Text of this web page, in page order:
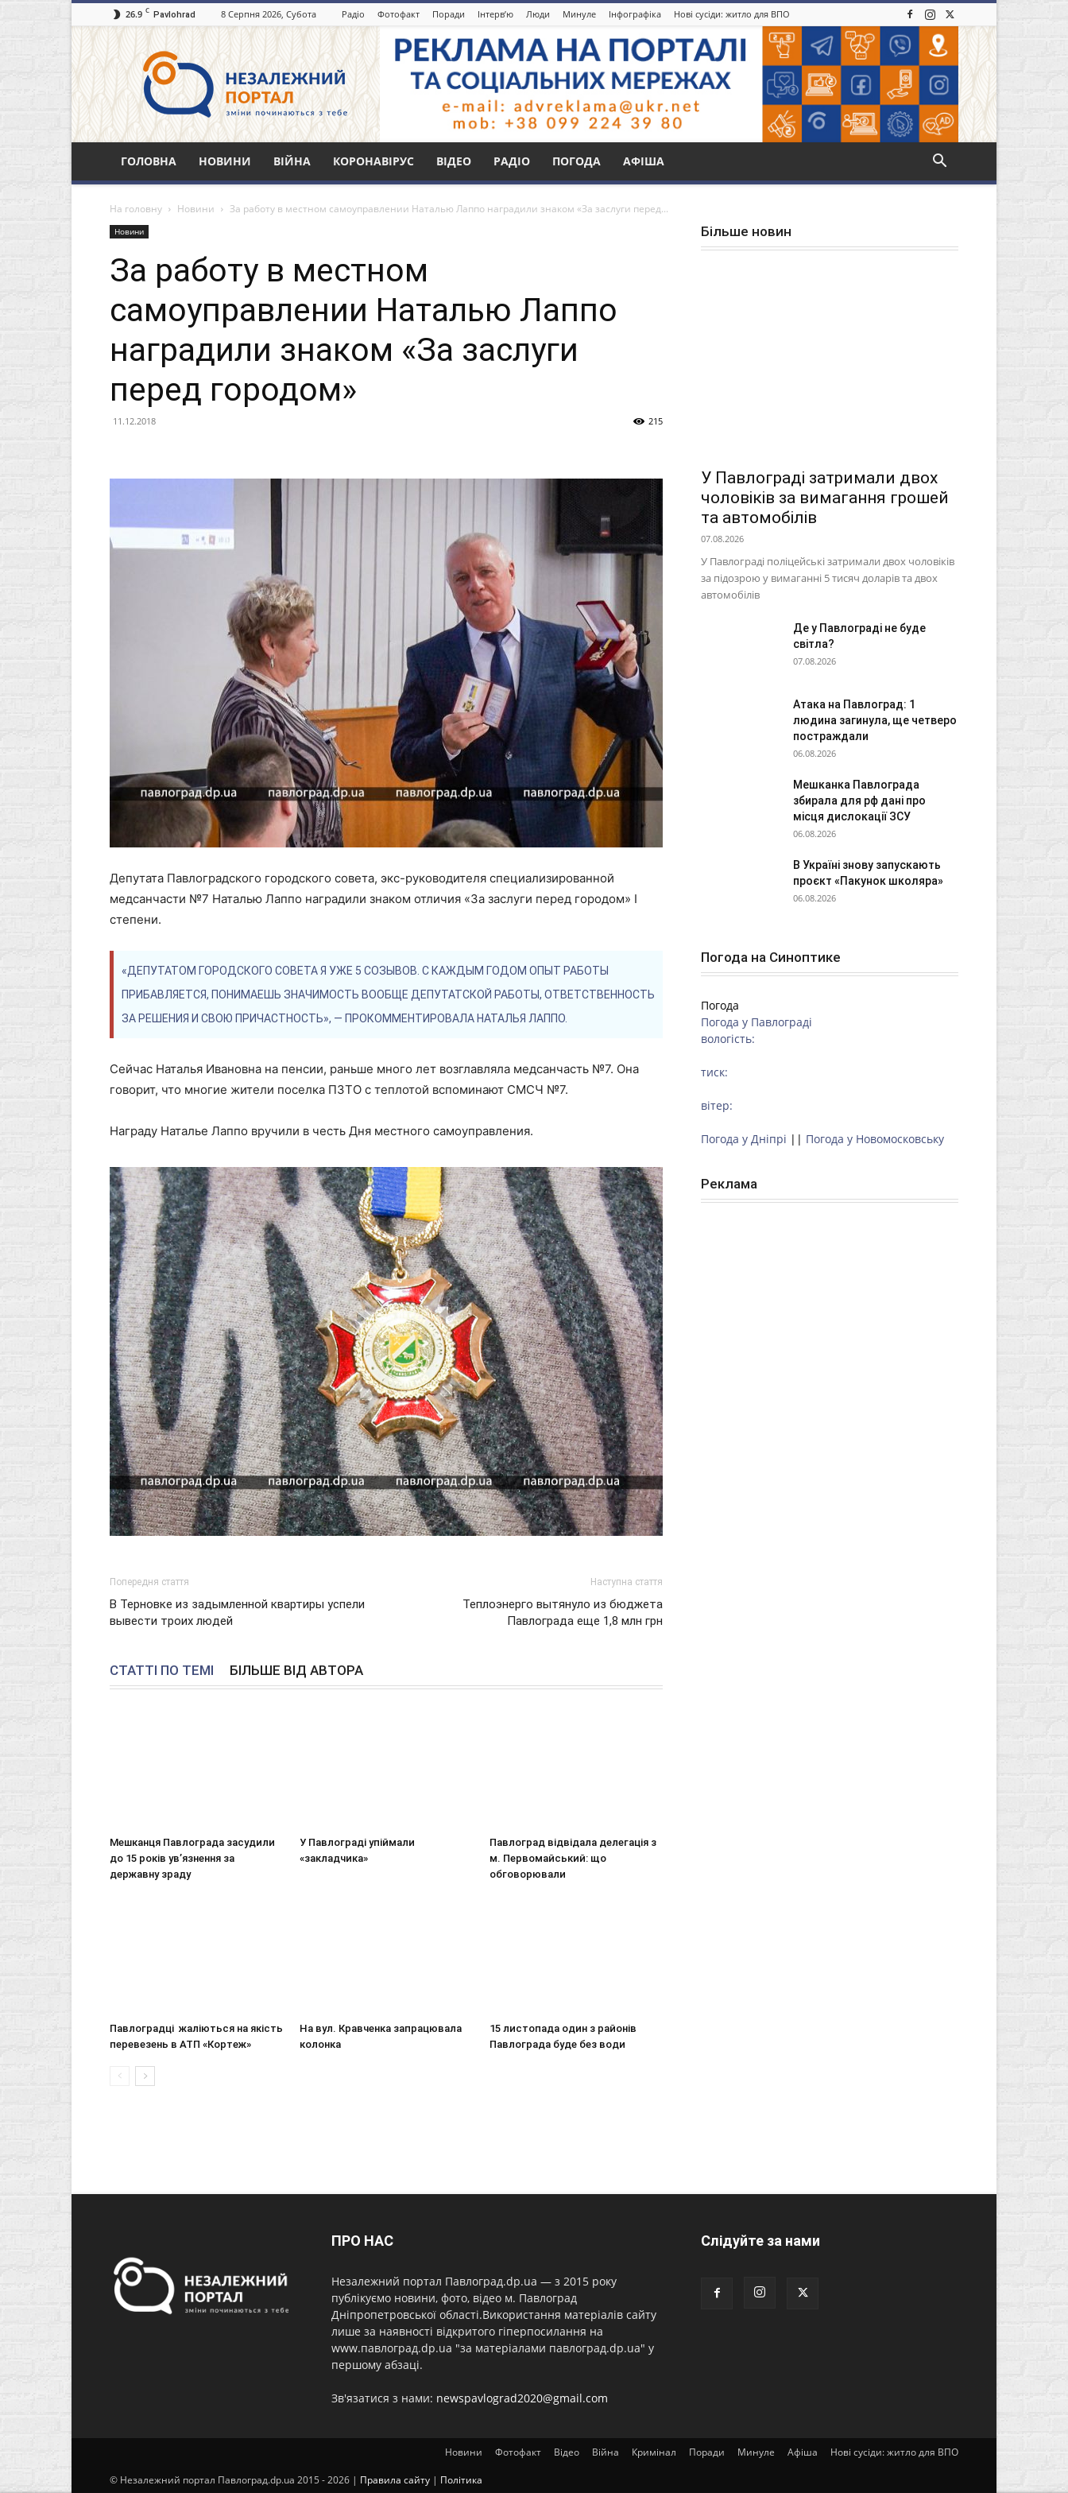
26.9 C Pavlohrad 8 Серпня 2026, Субота Радіо Фотофакт Поради Інтерв’ю Люди Минуле Інфографіка Нові сусіди: житло для ВПО
Незалежний
портал
Павлоград.dp.ua
ГОЛОВНА НОВИНИ ВІЙНА КОРОНАВІРУС ВІДЕО РАДІО ПОГОДА АФІША
На головну Новини За работу в местном самоуправлении Наталью Лаппо наградили знаком «За заслуги перед...
Новини
За работу в местном
самоуправлении Наталью Лаппо
наградили знаком «За заслуги
перед городом»
11.12.2018 215
Депутата Павлоградского городского совета, экс-руководителя специализированной
медсанчасти №7 Наталью Лаппо наградили знаком отличия «За заслуги перед городом» I
степени.
«ДЕПУТАТОМ ГОРОДСКОГО СОВЕТА Я УЖЕ 5 СОЗЫВОВ. С КАЖДЫМ ГОДОМ ОПЫТ РАБОТЫ
ПРИБАВЛЯЕТСЯ, ПОНИМАЕШЬ ЗНАЧИМОСТЬ ВООБЩЕ ДЕПУТАТСКОЙ РАБОТЫ, ОТВЕТСТВЕННОСТЬ
ЗА РЕШЕНИЯ И СВОЮ ПРИЧАСТНОСТЬ», — ПРОКОММЕНТИРОВАЛА НАТАЛЬЯ ЛАППО.
Сейчас Наталья Ивановна на пенсии, раньше много лет возглавляла медсанчасть №7. Она
говорит, что многие жители поселка ПЗТО с теплотой вспоминают СМСЧ №7.
Награду Наталье Лаппо вручили в честь Дня местного самоуправления.
Попередня стаття
В Терновке из задымленной квартиры успели
вывести троих людей
Наступна стаття
Теплоэнерго вытянуло из бюджета
Павлограда еще 1,8 млн грн
СТАТТІ ПО ТЕМІ БІЛЬШЕ ВІД АВТОРА
Мешканця Павлограда засудили
до 15 років ув’язнення за
державну зраду
У Павлограді упіймали
«закладчика»
Павлоград відвідала делегація з
м. Первомайський: що
обговорювали
Павлоградці жаліються на якість
перевезень в АТП «Кортеж»
На вул. Кравченка запрацювала
колонка
15 листопада один з районів
Павлограда буде без води
Більше новин
У Павлограді затримали двох
чоловіків за вимагання грошей
та автомобілів
07.08.2026
У Павлограді поліцейські затримали двох чоловіків
за підозрою у вимаганні 5 тисяч доларів та двох
автомобілів
Де у Павлограді не буде
світла?
07.08.2026
Атака на Павлоград: 1
людина загинула, ще четверо
постраждали
06.08.2026
Мешканка Павлограда
збирала для рф дані про
місця дислокації ЗСУ
06.08.2026
В Україні знову запускають
проєкт «Пакунок школяра»
06.08.2026
Погода на Синоптике
Погода
Погода у Павлограді
вологість:
тиск:
вітер:
Погода у Дніпрі || Погода у Новомосковську
Реклама
ПРО НАС
Незалежний портал Павлоград.dp.ua — з 2015 року
публікуємо новини, фото, відео м. Павлоград
Дніпропетровської області.Використання матеріалів сайту
лише за наявності відкритого гіперпосилання на
www.павлоград.dp.ua "за матеріалами павлоград.dp.ua" у
першому абзаці.
Зв'язатися з нами: newspavlograd2020@gmail.com
Слідуйте за нами
Новини Фотофакт Відео Війна Кримінал Поради Минуле Афіша Нові сусіди: житло для ВПО
© Незалежний портал Павлоград.dp.ua 2015 - 2026 | Правила сайту | Політика